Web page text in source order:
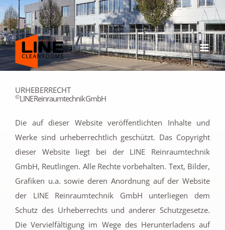
Zum
Inhalt
springen
URHEBERRECHT
©LINE Reinraumtechnik GmbH
Die auf dieser Website veröffentlichten Inhalte und
Werke sind urheberrechtlich geschützt. Das Copyright
dieser Website liegt bei der LINE Reinraumtechnik
GmbH, Reutlingen. Alle Rechte vorbehalten. Text, Bilder,
Grafiken u.a. sowie deren Anordnung auf der Website
der LINE Reinraumtechnik GmbH unterliegen dem
Schutz des Urheberrechts und anderer Schutzgesetze.
Die Vervielfältigung im Wege des Herunterladens auf